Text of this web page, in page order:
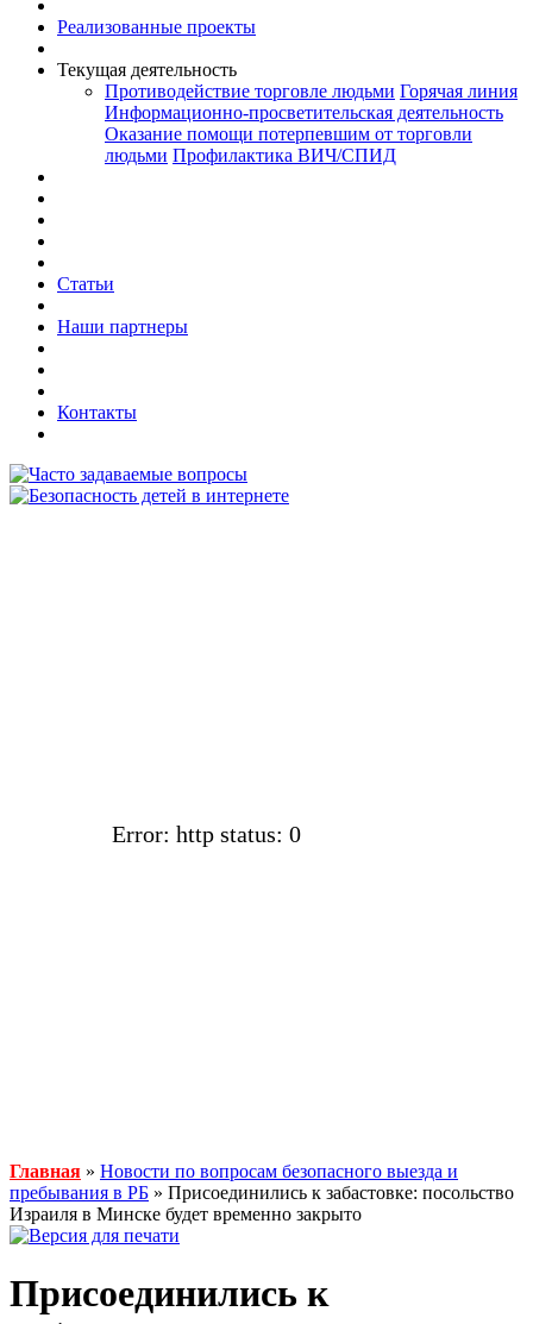
Реализованные проекты
Текущая деятельность
Противодействие торговле людьми Горячая линия
Информационно-просветительская деятельность
Оказание помощи потерпевшим от торговли
людьми Профилактика ВИЧ/СПИД
Статьи
Наши партнеры
Контакты
Error: http status: 0
Главная » Новости по вопросам безопасного выезда и
пребывания в РБ » Присоединились к забастовке: посольство
Израиля в Минске будет временно закрыто
Присоединились к